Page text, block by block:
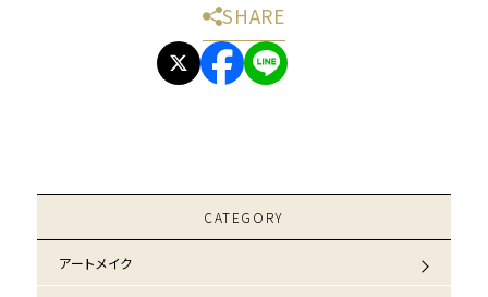
SHARE
CATEGORY
アートメイク